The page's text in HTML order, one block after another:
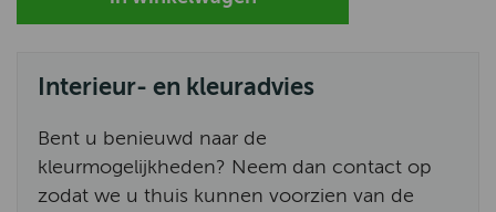
Interieur- en kleuradvies
Bent u benieuwd naar de
kleurmogelijkheden? Neem dan contact op
zodat we u thuis kunnen voorzien van de